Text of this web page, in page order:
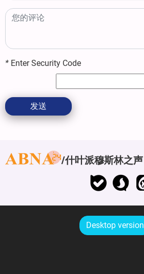
* Enter Security Code
发送
什叶派穆斯林之声
Desktop version